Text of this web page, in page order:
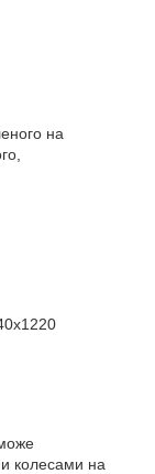
на
колесами на